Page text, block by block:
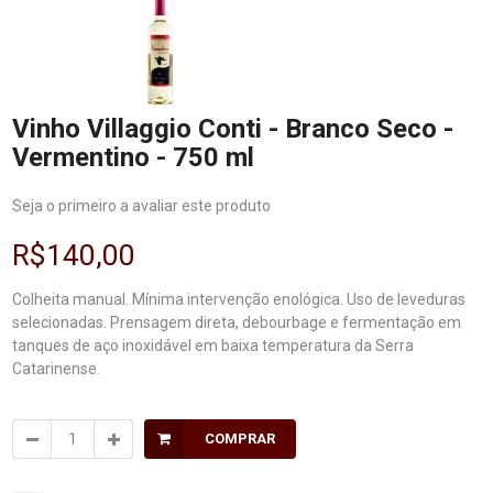
Vinho Villaggio Conti - Branco Seco -
Vermentino - 750 ml
Seja o primeiro a avaliar este produto
R$140,00
Colheita manual. Mínima intervenção enológica. Uso de leveduras
selecionadas. Prensagem direta, debourbage e fermentação em
tanques de aço inoxidável em baixa temperatura da Serra
Catarinense.
COMPRAR